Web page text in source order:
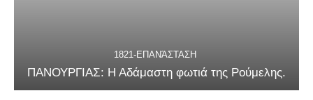
1821-ΕΠΑΝΆΣΤΑΣΗ
ΠΑΝΟΥΡΓΙΑΣ: Η Αδάμαστη φωτιά της Ρούμελης.